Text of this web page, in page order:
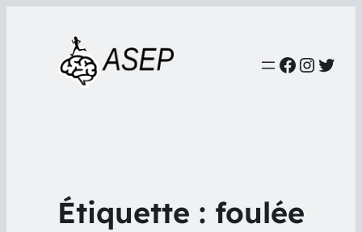
Étiquette : foulée